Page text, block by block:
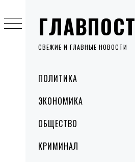
ГЛАВПОСТ
СВЕЖИЕ И ГЛАВНЫЕ НОВОСТИ
MenuПОЛИТИКА
ЭКОНОМИКА
ОБЩЕСТВО
КРИМИНАЛ
to
content